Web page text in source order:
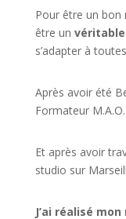
Pour être un
être un
s’adapter à
Après avoir été
Formateur M.A.O.
Et après avoir
studio sur
J’ai réalisé